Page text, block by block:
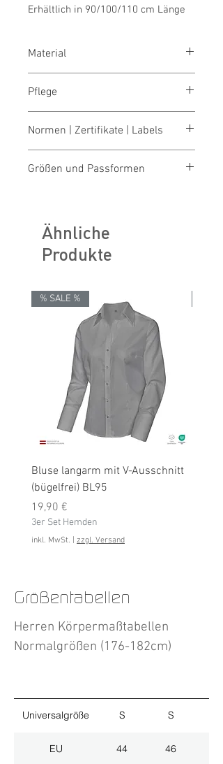
Erhältlich in 90/100/110 cm Länge
Material
(PE)
Pflege
Normen | Zertifikate | Labels
Made in Austria / Europe
Größen und Passformen
Ähnliche
Produkte
% SALE %
Bluse langarm mit V-Ausschnitt
(bügelfrei) BL95
Preis
19,90 €
3er Set Hemden
inkl. MwSt. zzgl. Versand
Größentabellen
Herren Körpermaßtabellen
Normalgrößen (176-182cm)
Universalgröße S S
EU 44 46